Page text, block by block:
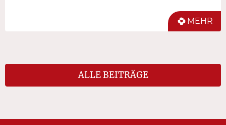
MEHR
ALLE BEITRÄGE